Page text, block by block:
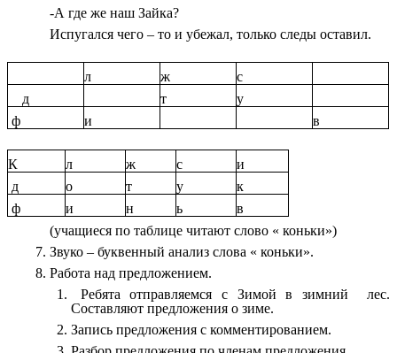
-А где же наш Зайка?
Испугался чего – то и убежал, только следы оставил.
л ж
с
д
т
у
ф
и в
К л ж с
и
д
о т у
к
ф
и н ь
в
(учащиеся по таблице читают слово « коньки»)
Звуко – буквенный анализ слова « коньки».
Работа над предложением.
Ребята отправляемся с Зимой в зимний лес.
Составляют предложения о зиме.
Запись предложения с комментированием.